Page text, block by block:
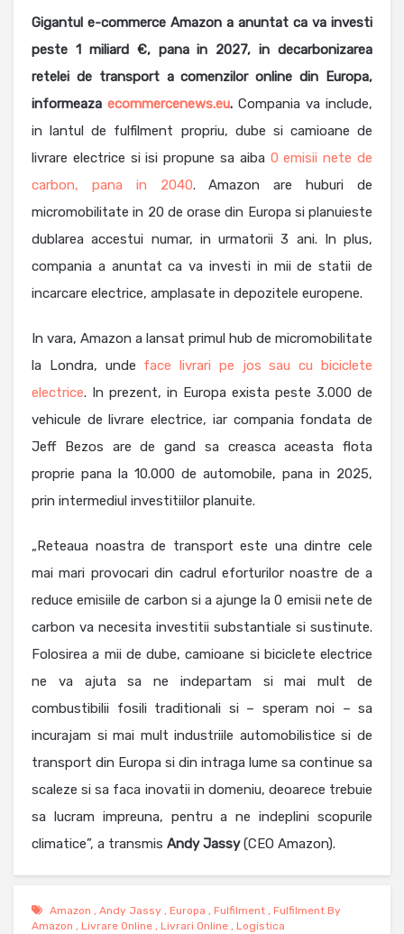
Gigantul e-commerce Amazon a anuntat ca va investi
peste 1 miliard €, pana in 2027, in decarbonizarea
retelei de transport a comenzilor online din Europa,
informeaza ecommercenews.eu. Compania va include,
in lantul de fulfilment propriu, dube si camioane de
livrare electrice si isi propune sa aiba 0 emisii nete de
carbon, pana in 2040. Amazon are huburi de
micromobilitate in 20 de orase din Europa si planuieste
dublarea accestui numar, in urmatorii 3 ani. In plus,
compania a anuntat ca va investi in mii de statii de
incarcare electrice, amplasate in depozitele europene.
In vara, Amazon a lansat primul hub de micromobilitate
la Londra, unde face livrari pe jos sau cu biciclete
electrice. In prezent, in Europa exista peste 3.000 de
vehicule de livrare electrice, iar compania fondata de
Jeff Bezos are de gand sa creasca aceasta flota
proprie pana la 10.000 de automobile, pana in 2025,
prin intermediul investitiilor planuite.
„Reteaua noastra de transport este una dintre cele
mai mari provocari din cadrul eforturilor noastre de a
reduce emisiile de carbon si a ajunge la 0 emisii nete de
carbon va necesita investitii substantiale si sustinute.
Folosirea a mii de dube, camioane si biciclete electrice
ne va ajuta sa ne indepartam si mai mult de
combustibilii fosili traditionali si – speram noi – sa
incurajam si mai mult industriile automobilistice si de
transport din Europa si din intraga lume sa continue sa
scaleze si sa faca inovatii in domeniu, deoarece trebuie
sa lucram impreuna, pentru a ne indeplini scopurile
climatice”, a transmis Andy Jassy(CEO Amazon).
Amazon , Andy Jassy , Europa , Fulfilment , Fulfilment By
Amazon , Livrare Online , Livrari Online , Logistica